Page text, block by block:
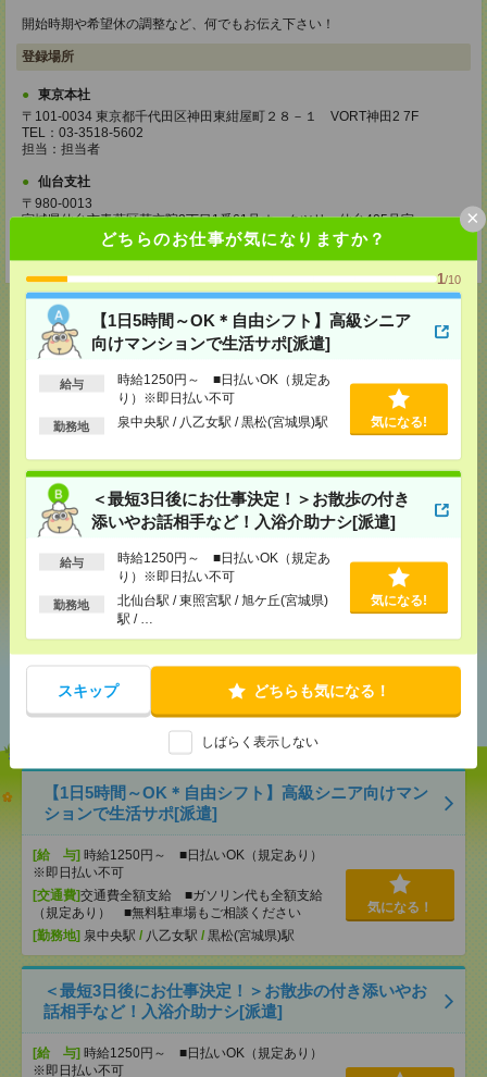
どちらのお仕事が気になりますか？
1/10
【1日5時間～OK＊自由シフト】高級シニア
向けマンションで生活サポ[派遣]
給与
時給1250円～ ■日払いOK（規定あ
り）※即日払い不可
勤務地 泉中央駅 / 八乙女駅 / 黒松(宮城県)駅 気になる!
＜最短3日後にお仕事決定！＞お散歩の付き
添いやお話相手など！入浴介助ナシ[派遣]
給与
時給1250円～ ■日払いOK（規定あ
り）※即日払い不可
勤務地
北仙台駅 / 東照宮駅 / 旭ケ丘(宮城県)
駅 / …
気になる!
スキップ どちらも気になる！
しばらく表示しない
×
開始時期や希望休の調整など、何でもお伝え下さい！
登録場所
東京本社
〒101-0034 東京都千代田区神田東紺屋町２８－１ VORT神田2 7F
TEL：03-3518-5602
担当：担当者
仙台支社
〒980-0013
宮城県仙台市青葉区花京院2丁目1番61号オークツリー仙台405号室
TEL：0120-936-286
応募ページへ
メールで送る LINEで送る
ツイート ブックマーク
おすすめ
【1日5時間～OK＊自由シフト】高級シニア向けマン
ションで生活サポ[派遣]
[給 与] 時給1250円～ ■日払いOK（規定あり）
※即日払い不可
[交通費]交通費全額支給 ■ガソリン代も全額支給
（規定あり） ■無料駐車場もご相談ください
[勤務地] 泉中央駅 / 八乙女駅 / 黒松(宮城県)駅
気になる！
＜最短3日後にお仕事決定！＞お散歩の付き添いやお
話相手など！入浴介助ナシ[派遣]
[給 与] 時給1250円～ ■日払いOK（規定あり）
※即日払い不可